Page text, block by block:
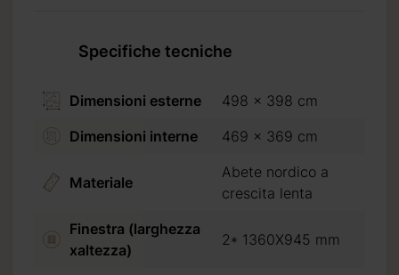
Specifiche tecniche
Dimensioni esterne
498 x 398 cm
Dimensioni interne
469 x 369 cm
Materiale
Abete nordico a
crescita lenta
Finestra (larghezza
xaltezza)
2* 1360X945 mm